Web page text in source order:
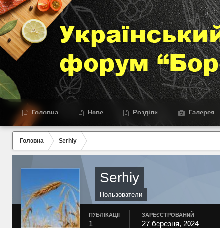
Головна Нове Розділи Галерея
Головна Serhiy
Serhiy
Пользователи
ПУБЛІКАЦІЇ
1
ЗАРЕЄСТРОВАНИЙ
27 березня, 2024